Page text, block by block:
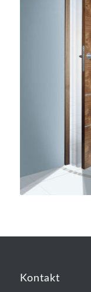
Kontakt